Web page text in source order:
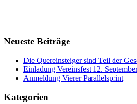
Neueste Beiträge
Die Quereinsteiger sind Teil der
Einladung Vereinsfest 12. September
Anmeldung Vierer Parallelsprint
Kategorien